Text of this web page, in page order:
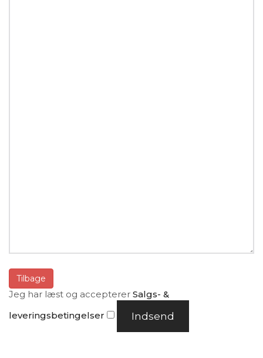
Tilbage
Jeg har læst og accepterer Salgs- &
leveringsbetingelser